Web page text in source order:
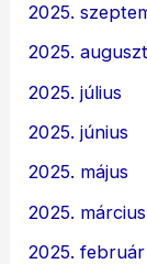
2025.
2025.
2025. július
2025. június
2025. május
2025. március
2025. február